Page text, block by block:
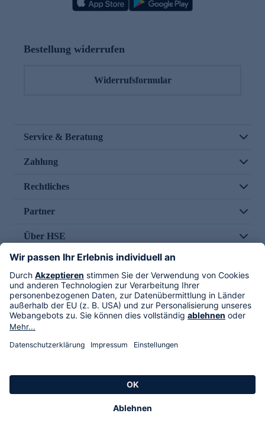
Bestellung widerrufen
Widerrufsformular
Service & Beratung
Zahlung
Rechtliches
Partner
Über HSE
Im TV
HSE International